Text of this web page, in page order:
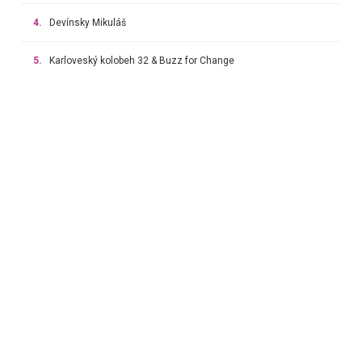
4. Devínsky Mikuláš
5. Karloveský kolobeh 32 & Buzz for Change